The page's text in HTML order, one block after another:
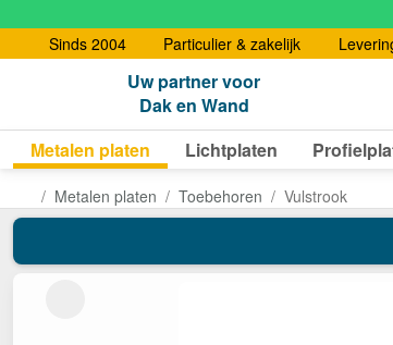
Sinds 2004
Particulier & zakelijk
Uw partner voor
Dak en Wand
Metalen platen Lichtplaten
Metalen platen Toebehoren Vulstrook